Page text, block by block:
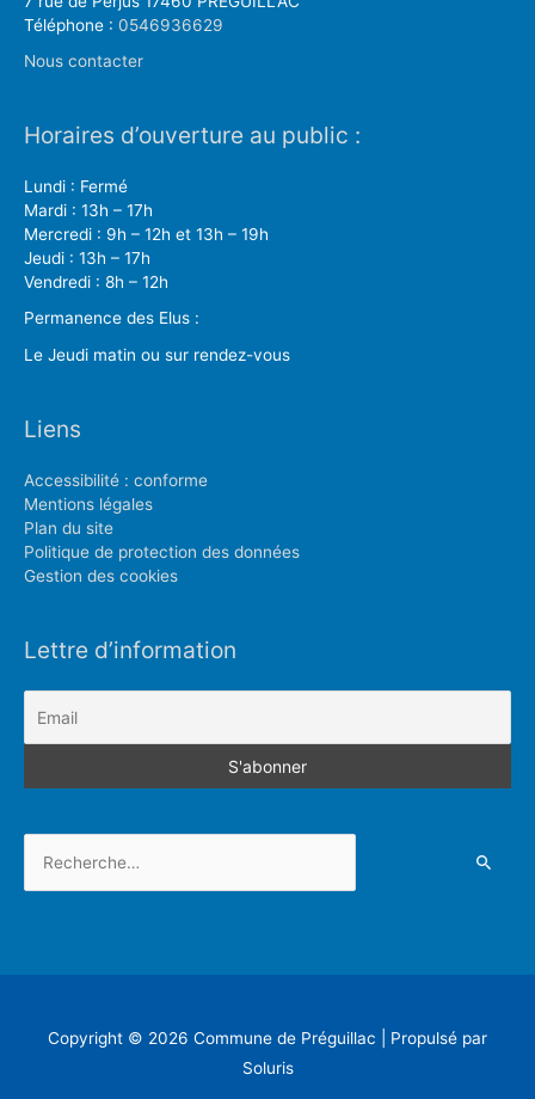
Téléphone : 0546936629
Nous contacter
Horaires d’ouverture au public :
Lundi : Fermé
Mardi : 13h – 17h
Mercredi : 9h – 12h et 13h – 19h
Jeudi : 13h – 17h
Vendredi : 8h – 12h
Permanence des Elus :
Le Jeudi matin ou sur rendez-vous
Liens
Accessibilité : conforme
Mentions légales
Plan du site
Politique de protection des données
Gestion des cookies
Lettre d’information
Copyright © 2026 Commune de Préguillac | Propulsé par
Soluris